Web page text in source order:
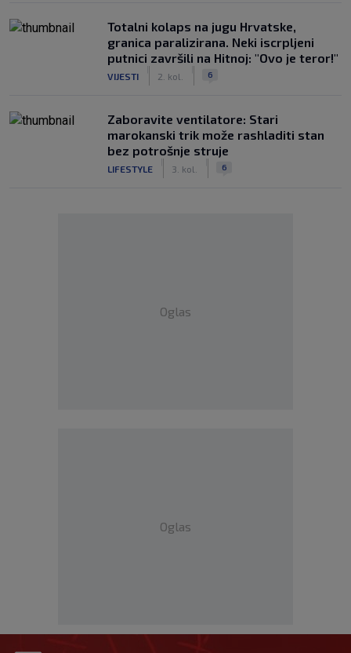
Totalni kolaps na jugu Hrvatske,
granica paralizirana. Neki iscrpljeni
putnici završili na Hitnoj: "Ovo je teror!"
VIJESTI 2. kol. 6
Zaboravite ventilatore: Stari
marokanski trik može rashladiti stan
bez potrošnje struje
LIFESTYLE 3. kol. 6
Oglas
Oglas